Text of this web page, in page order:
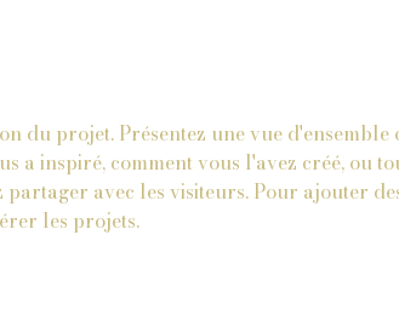
du projet. Présentez une vue
a inspiré, comment vous l'avez créé, ou
partager avec les visiteurs. Pour ajouter
les projets.